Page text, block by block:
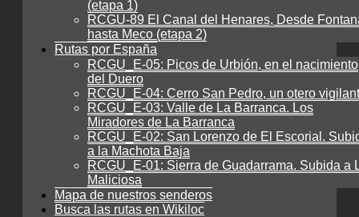
(etapa 1)
RCGU-89 El Canal del Henares, Desde
hasta Meco (etapa 2)
Rutas por España
RCGU_E-05: Picos de Urbión, en el nacimiento
del Duero
RCGU_E-04: Cerro San Pedro, un otero
RCGU_E-03: Valle de La Barranca. Los
Miradores de La Barranca
RCGU_E-02: San Lorenzo de El Escorial.
a la Machota Baja
RCGU_E-01: Sierra de Guadarrama. Subida a
Maliciosa
Mapa de nuestros senderos
Busca las rutas en Wikiloc